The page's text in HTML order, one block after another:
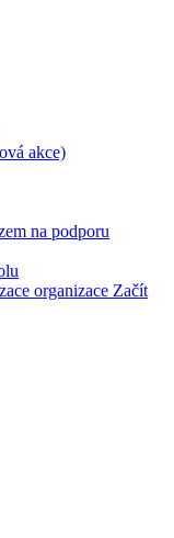
akce)
na podporu
organizace Začít